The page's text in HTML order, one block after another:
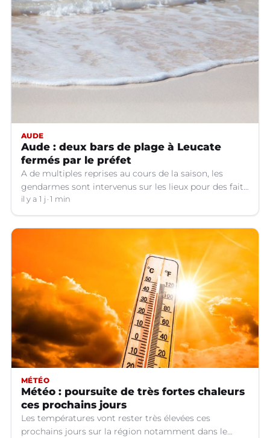
AUDE
Aude : deux bars de plage à Leucate
fermés par le préfet
A de multiples reprises au cours de la saison, les
gendarmes sont intervenus sur les lieux pour des faits
de violences, de consommation d'alcool, de rixes, de
tapage, de stationnement...
il y a 1 j 1 min
MÉTÉO
Météo : poursuite de très fortes chaleurs
ces prochains jours
Les températures vont rester très élevées ces
prochains jours sur la région notamment dans le